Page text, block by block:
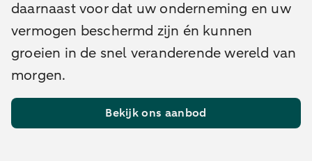
daarnaast voor dat uw onderneming en uw
vermogen beschermd zijn én kunnen
groeien in de snel veranderende wereld van
morgen.
Bekijk ons aanbod